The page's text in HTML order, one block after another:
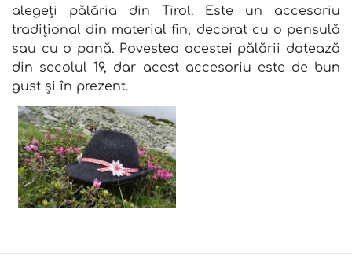
alegeți pălăria din Tirol. Este un accesoriu
tradițional din material fin, decorat cu o pensulă
sau cu o pană. Povestea acestei pălării datează
din secolul 19, dar acest accesoriu este de bun
gust și în prezent.